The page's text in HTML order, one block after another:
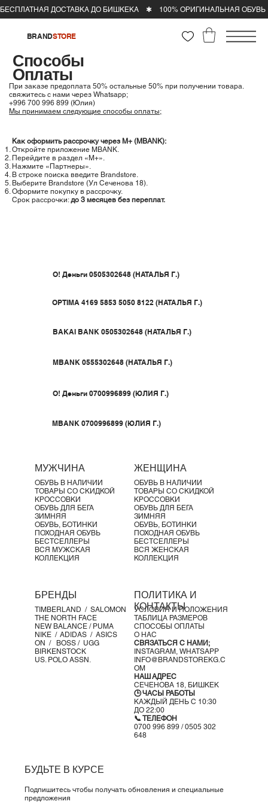
BRANDSTORE
Способы
Оплаты
При заказе предоплата 50% остальные 50% при получении товара. ​
свяжитесь с нами через Whatsapp;
+996 700 996 899 (Юлия)
Мы принимаем следующие способы оплаты;
Как оформить рассрочку через M+ (MBANK):
Откройте приложение MBANK.
Перейдите в раздел «М+».
Нажмите «Партнеры».
В строке поиска введите Brandstore.
Выберите Brandstore (Ул Сеченова 18).
Оформите покупку в рассрочку.
Срок рассрочки:до 3 месяцев без переплат.
O! Деньги 0505302648 (НАТАЛЬЯ Г.)
OPTIMA 4169 5853 5050 8122 (НАТАЛЬЯ Г.)
BAKAI BANK 0505302648 (НАТАЛЬЯ Г.)
MBANK 0555302648 (НАТАЛЬЯ Г.)
O! Деньги 0700996899 (ЮЛИЯ Г.)
MBANK 0700996899 (ЮЛИЯ Г.)
МУЖЧИНА
ОБУВЬ В НАЛИЧИИ
ТОВАРЫ СО СКИДКОЙ
КРОССОВКИ
ОБУВЬ ДЛЯ БЕГА
ЗИМНЯЯ
ОБУВЬ, БОТИНКИ
ПОХОДНАЯ ОБУВЬ
БЕСТСЕЛЛЕРЫ
ВСЯ МУЖСКАЯ
КОЛЛЕКЦИЯ
ЖЕНЩИНА
ОБУВЬ В НАЛИЧИИ
ТОВАРЫ СО СКИДКОЙ
КРОССОВКИ
ОБУВЬ ДЛЯ БЕГА
ЗИМНЯЯ
ОБУВЬ, БОТИНКИ
ПОХОДНАЯ ОБУВЬ
БЕСТСЕЛЛЕРЫ
ВСЯ ЖЕНСКАЯ
КОЛЛЕКЦИЯ
БРЕНДЫ
TIMBERLAND / SALOMON
THE NORTH FACE
NEW BALANCE / PUMA
NIKE / ADIDAS / ASICS
ON / BOSS / UGG
BIRKENSTOCK
US. POLO ASSN.
ПОЛИТИКА И
КОНТАКТЫ
УСЛОВИЯ И ПОЛОЖЕНИЯ
ТАБЛИЦА РАЗМЕРОВ
СПОСОБЫ ОПЛАТЫ
О НАС
СВЯЗАТЬСЯ С НАМИ;
INSTAGRAM, WHATSAPP
INFO@BRANDSTOREKG.C
OM
НАШ АДРЕС
СЕЧЕНОВА 18, БИШКЕК
🕒 ЧАСЫ РАБОТЫ
КАЖДЫЙ ДЕНЬ С 10:30
ДО 22:00
📞 ТЕЛЕФОН
0700 996 899 / 0505 302
648
БУДЬТЕ В КУРСЕ
Подпишитесь чтобы получать обновления и специальные
предложения